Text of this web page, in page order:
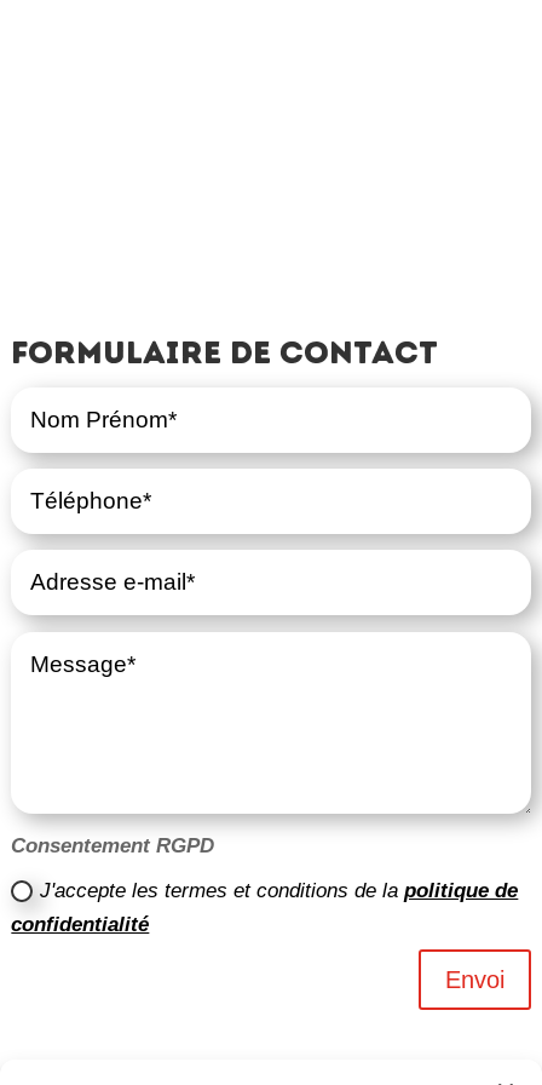
Formulaire de contact
Consentement RGPD
J'accepte les termes et conditions de lapolitique de
confidentialité
Envoi